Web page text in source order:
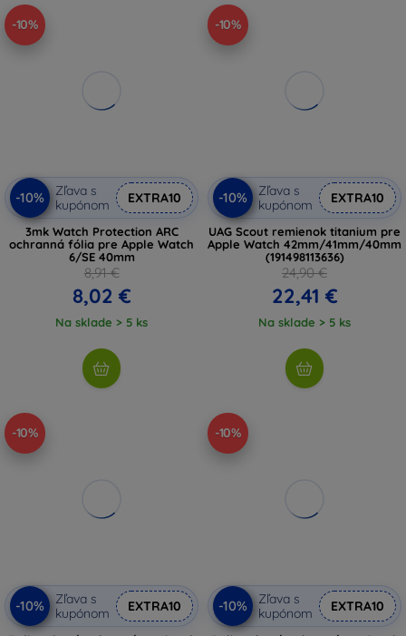
-10%
-10%
Zľava s
kupónom
EXTRA10
3mk Watch Protection ARC
ochranná fólia pre Apple Watch
6/SE 40mm
8,91 €
8,02 €
Na sklade > 5 ks
-10%
-10%
Zľava s
kupónom
EXTRA10
UAG Scout remienok titanium pre
Apple Watch 42mm/41mm/40mm
(191498113636)
24,90 €
22,41 €
Na sklade > 5 ks
-10%
-10%
Zľava s
kupónom
EXTRA10
-10%
-10%
Zľava s
kupónom
EXTRA10